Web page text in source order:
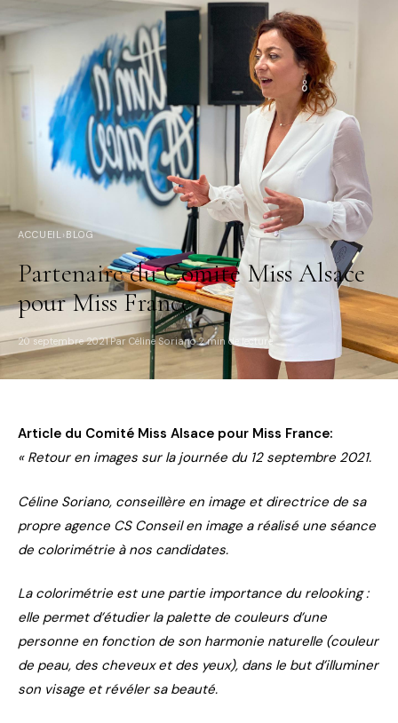
ACCUEIL› BLOG
Partenaire du Comité Miss Alsace
pour Miss France
20 septembre 2021·Par Céline Soriano·2 min de lecture
Article du Comité Miss Alsace pour Miss France:
« Retour en images sur la journée du 12 septembre 2021.
Céline Soriano, conseillère en image et directrice de sa
propre agence CS Conseil en image a réalisé une séance
de colorimétrie à nos candidates.
La colorimétrie est une partie importance du relooking :
elle permet d’étudier la palette de couleurs d’une
personne en fonction de son harmonie naturelle (couleur
de peau, des cheveux et des yeux), dans le but d’illuminer
son visage et révéler sa beauté.